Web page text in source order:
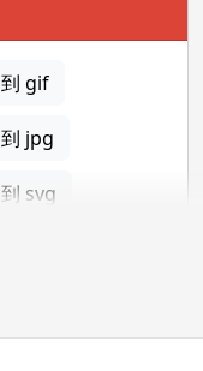
gif
jpg
svg